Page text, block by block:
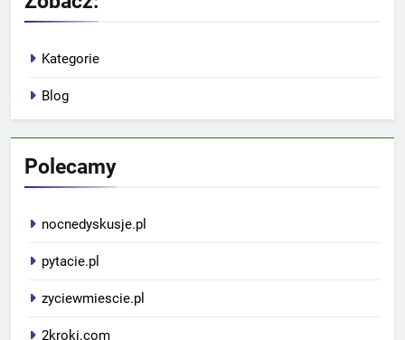
Kategorie
Blog
Polecamy
nocnedyskusje.pl
pytacie.pl
zyciewmiescie.pl
2kroki.com